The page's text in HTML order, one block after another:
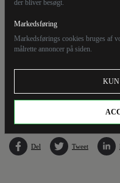
der bliver besøgt.
Markedsføring
Markedsførings cookies bruges af
målrette annoncer på siden.
Sudans hovedstad, Khartoum. Langt
kampe mellem Sudans hær og den
Del Tweet